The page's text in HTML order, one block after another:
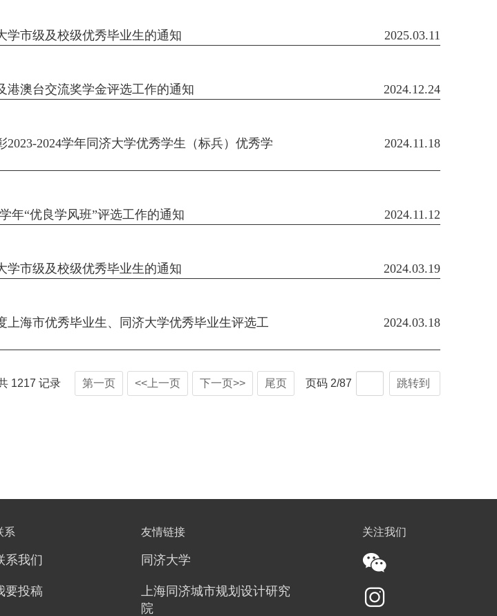
学市级及校级优秀毕业生的通知 2025.03.11
港澳台交流奖学金评选工作的通知 2024.12.24
2023-2024学年同济大学优秀学生（标兵）优秀学
2024.11.18
年“优良学风班”评选工作的通知 2024.11.12
学市级及校级优秀毕业生的通知 2024.03.19
上海市优秀毕业生、同济大学优秀毕业生评选工
2024.03.18
1217 记录 第一页 <<上一页 下一页>> 尾页 页码 2/87 跳转到
系
系我们
要投稿
友情链接
同济大学
上海同济城市规划设计研究
院
关注我们